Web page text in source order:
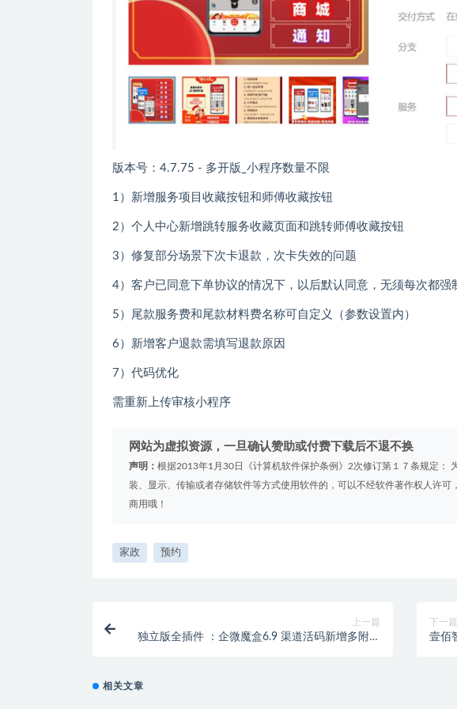
版本号：4.7.75 - 多开版_小程序数量不限
1）新增服务项目收藏按钮和师傅收藏按钮
2）个人中心新增跳转服务收藏页面和跳转师傅收藏按钮
3）修复部分场景下次卡退款，次卡失效的问题
4）客户已同意下单协议的情况下，以后默认同意，无须每次都强
5）尾款服务费和尾款材料费名称可自定义（参数设置内）
6）新增客户退款需填写退款原因
7）代码优化
需重新上传审核小程序
网站为虚拟资源，一旦确认赞助或付费下载后不退不换
声明： 根据2013年1月30日《计算机软件保护条例》2次修订第１７条规定：
装、显示、传输或者存储软件等方式使用软件的，可以不经软件著作权人许
商用哦！
家政 预约
上一篇
独立版全插件 ：企微魔盒6.9 渠道活码新增多附件
下一篇
壹佰
相关文章